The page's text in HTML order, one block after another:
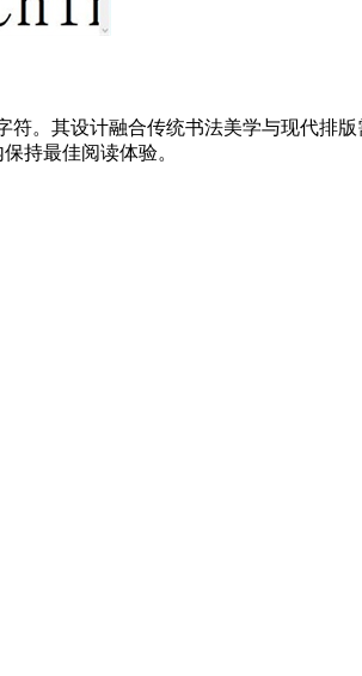
符。其设计融合传统书法美学与现代
持最佳阅读体验。